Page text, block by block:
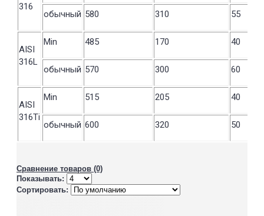
316
обычный 580 310 55
AISI
316L
Min 485 170 40
обычный 570 300 60
AISI
316Ti
Min 515 205 40
обычный 600 320 50
Сравнение товаров (0)
Показывать:
Сортировать: